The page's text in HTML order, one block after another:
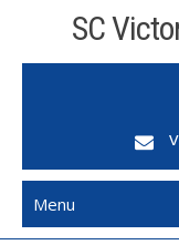
content
SC
Menu